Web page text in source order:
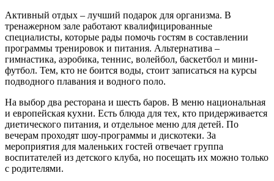
Активный отдых – лучший подарок для организма. В
тренажерном зале работают квалифицированные
специалисты, которые рады помочь гостям в составлении
программы тренировок и питания. Альтернатива –
гимнастика, аэробика, теннис, волейбол, баскетбол и мини-
футбол. Тем, кто не боится воды, стоит записаться на курсы
подводного плавания и водного поло.
На выбор два ресторана и шесть баров. В меню национальная
и европейская кухни. Есть блюда для тех, кто придерживается
диетического питания, и отдельное меню для детей. По
вечерам проходят шоу-программы и дискотеки. За
мероприятия для маленьких гостей отвечает группа
воспитателей из детского клуба, но посещать их можно только
с родителями.